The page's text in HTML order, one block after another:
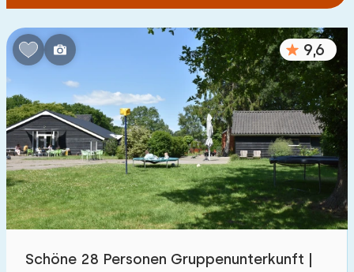
9,6
Schöne 28 Personen Gruppenunterkunft |